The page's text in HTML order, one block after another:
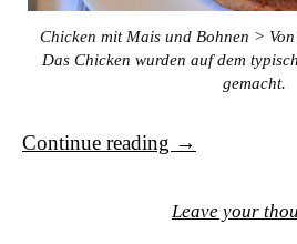
Chicken mit Mais und Bohnen >
Das Chicken wurden auf dem
gemacht.
Continue reading →
Leave your